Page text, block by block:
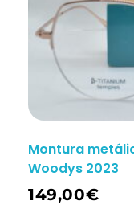
Montura
Woodys 2023
149,00€